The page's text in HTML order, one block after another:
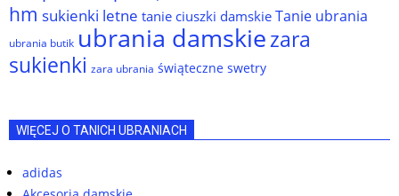
hm sukienki letne tanie ciuszki damskie Tanie ubrania
ubrania butik ubrania damskiezara
sukienki zara ubrania świąteczne swetry
WIĘCEJ O TANICH UBRANIACH
adidas